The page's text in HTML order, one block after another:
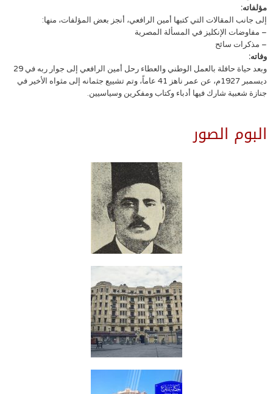
مؤلفاته:
إلى جانب المقالات التي كتبها أمين الرافعي، أنجز بعض المؤلفات، منها:
– مفاوضات الإنكليز في المسألة المصرية
– مذكرات سائح
وفاته:
وبعد حياة حافلة بالعمل الوطني والعطاء رحل أمين الرافعي إلى جوار ربه في 29
ديسمبر 1927م، عن عمر ناهز 41 عاماً، وتم تشييع جثمانه إلى مثواه الأخير في
جنازة شعبية شارك فيها أدباء وكتاب ومفكرين وسياسيين.
البوم الصور